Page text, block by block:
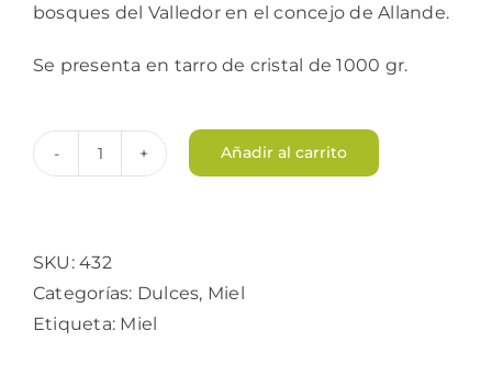
bosques del Valledor en el concejo de Allande.
Se presenta en tarro de cristal de 1000 gr.
(1
Kg.)
cantidad
Añadir al carrito
SKU:432
Categorías: Dulces, Miel
Etiqueta: Miel